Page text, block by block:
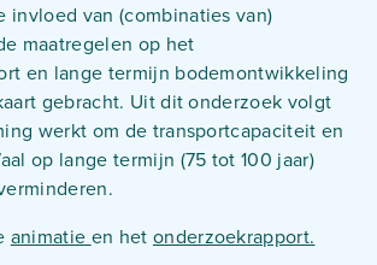
invloed van (combinaties van)
maatregelen op het
en lange termijn bodemontwikkeling
gebracht. Uit dit onderzoek volgt
werkt om de transportcapaciteit en
op lange termijn (75 tot 100 jaar)
animatie en het onderzoekrapport.